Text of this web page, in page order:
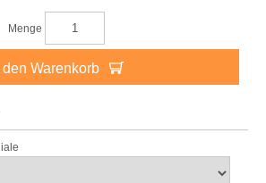
Menge
den Warenkorb